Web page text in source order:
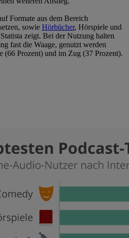
Formate aus dem Bereich
sowie Hörbücher, Hörspiele und
zeigt. Bei der Nutzung halten
fast die Waage, genutzt werden
(66 Prozent) und im Zug (37 Prozent).